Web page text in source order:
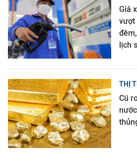
Giá
vượt
lịch
THỊ
Cú